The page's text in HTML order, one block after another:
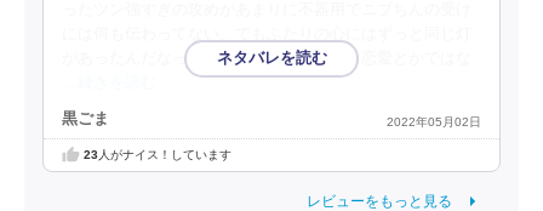
があったんだなってわかってくる。それは恋愛とかではな
黒ごま 2022年05月02日
23人がナイス！しています
レビューをもっと見る